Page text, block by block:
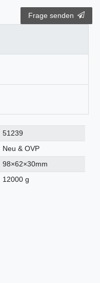
Frage senden
51239
Neu & OVP
98×62×30mm
12000 g